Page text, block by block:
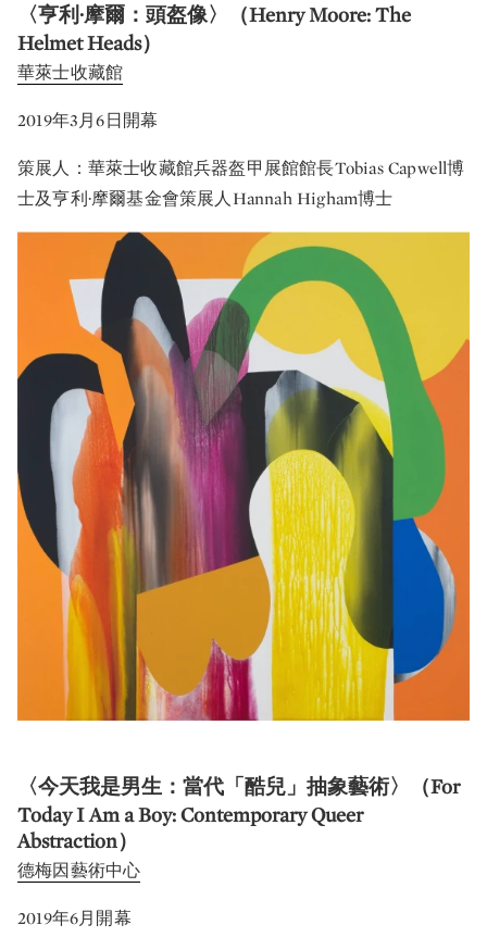
〈亨利·摩爾：頭盔像〉（Henry Moore: The
Helmet Heads）
華萊士收藏館
2019年3月6日開幕
策展人：華萊士收藏館兵器盔甲展館館長Tobias Capwell博
士及亨利·摩爾基金會策展人Hannah Higham博士
〈今天我是男生：當代「酷兒」抽象藝術〉（For
Today I Am a Boy: Contemporary Queer
Abstraction）
德梅因藝術中心
2019年6月開幕